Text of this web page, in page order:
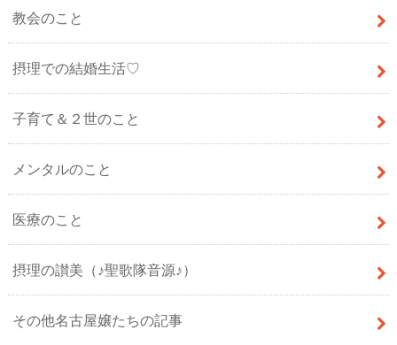
教会のこと
摂理での結婚生活♡
子育て＆２世のこと
メンタルのこと
医療のこと
摂理の讃美（♪聖歌隊音源♪）
その他名古屋嬢たちの記事